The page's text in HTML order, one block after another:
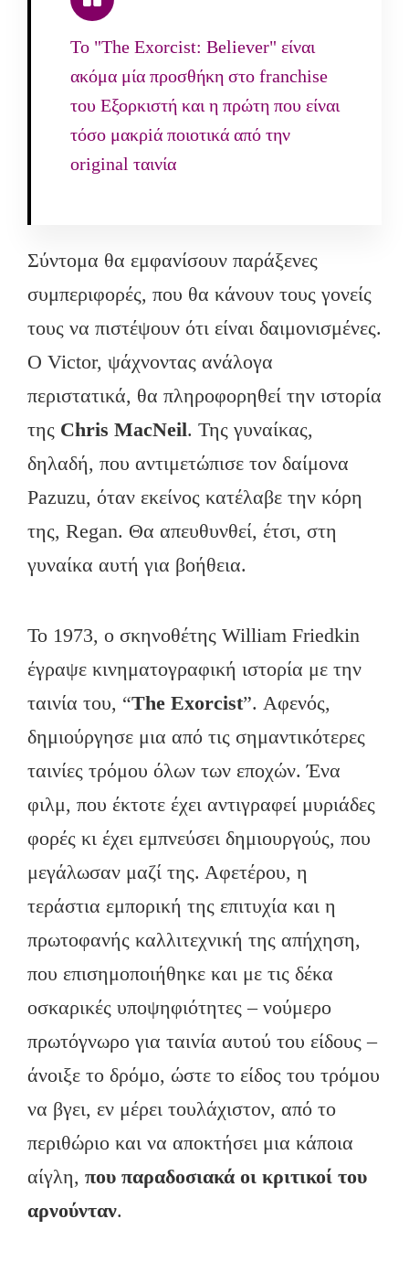
To "The Exorcist: Believer" είναι
ακόμα μία προσθήκη στο franchise
του Εξορκιστή και η πρώτη που είναι
τόσο μακρiά ποιοτικά από την
original ταινία
Σύντομα θα εμφανίσουν παράξενες
συμπεριφορές, που θα κάνουν τους γονείς
τους να πιστέψουν ότι είναι δαιμονισμένες.
Ο Victor, ψάχνοντας ανάλογα
περιστατικά, θα πληροφορηθεί την ιστορία
της Chris MacNeil. Της γυναίκας,
δηλαδή, που αντιμετώπισε τον δαίμονα
Pazuzu, όταν εκείνος κατέλαβε την κόρη
της, Regan. Θα απευθυνθεί, έτσι, στη
γυναίκα αυτή για βοήθεια.
Το 1973, ο σκηνοθέτης William Friedkin
έγραψε κινηματογραφική ιστορία με την
ταινία του, “The Exorcist”. Αφενός,
δημιούργησε μια από τις σημαντικότερες
ταινίες τρόμου όλων των εποχών. Ένα
φιλμ, που έκτοτε έχει αντιγραφεί μυριάδες
φορές κι έχει εμπνεύσει δημιουργούς, που
μεγάλωσαν μαζί της. Αφετέρου, η
τεράστια εμπορική της επιτυχία και η
πρωτοφανής καλλιτεχνική της απήχηση,
που επισημοποιήθηκε και με τις δέκα
οσκαρικές υποψηφιότητες – νούμερο
πρωτόγνωρο για ταινία αυτού του είδους –
άνοιξε το δρόμο, ώστε το είδος του τρόμου
να βγει, εν μέρει τουλάχιστον, από το
περιθώριο και να αποκτήσει μια κάποια
αίγλη, που παραδοσιακά οι κριτικοί του
αρνούνταν.